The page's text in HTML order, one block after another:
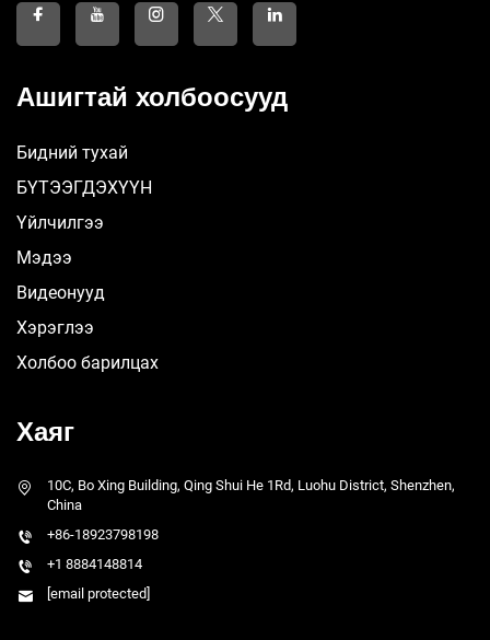
Ашигтай холбоосууд
Бидний тухай
БҮТЭЭГДЭХҮҮН
Үйлчилгээ
Мэдээ
Видеонууд
Хэрэглээ
Холбоо барилцах
Хаяг
10C, Bo Xing Building, Qing Shui He 1Rd, Luohu District, Shenzhen,
China
+86-18923798198
+1 8884148814
[email protected]